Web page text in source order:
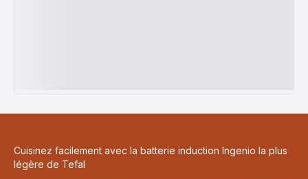
Cuisinez facilement avec la batterie induction Ingenio la plus
légère de Tefal